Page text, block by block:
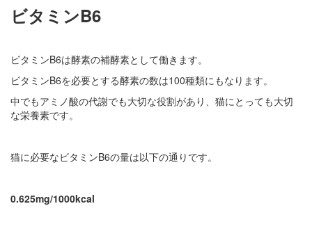
ビタミンB6
ビタミンB6は酵素の補酵素として働きます。
ビタミンB6を必要とする酵素の数は100種類にもなります。
中でもアミノ酸の代謝でも大切な役割があり、猫にとっても大切
な栄養素です。
猫に必要なビタミンB6の量は以下の通りです。
0.625mg/1000kcal